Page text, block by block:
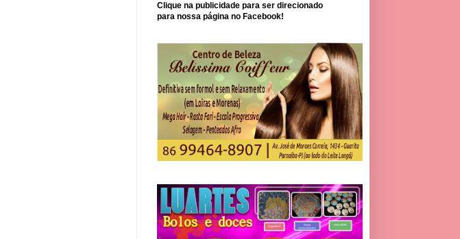
Clique na publicidade para ser direcionado
para nossa página no Facebook!